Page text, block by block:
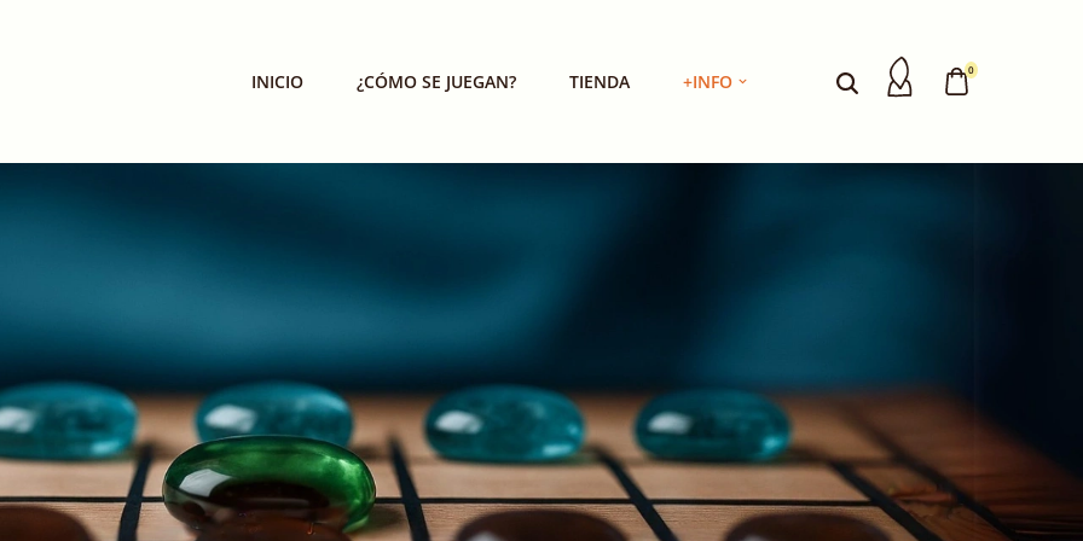
INICIO ¿CÓMO SE JUEGAN? TIENDA +INFO
0